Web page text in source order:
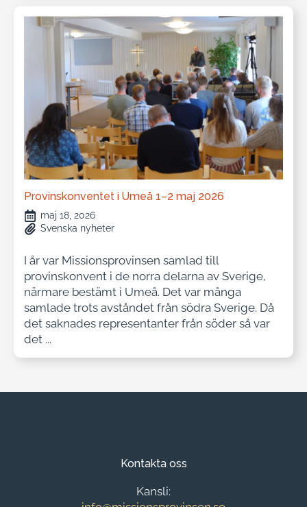
Provinskonventet i Umeå 1–2 maj 2026
maj 18, 2026
Svenska nyheter
I år var Missionsprovinsen samlad till
provinskonvent i de norra delarna av Sverige,
närmare bestämt i Umeå. Det var många
samlade trots avståndet från södra Sverige. Då
det saknades representanter från söder så var
det ...
Kontakta oss
Kansli: